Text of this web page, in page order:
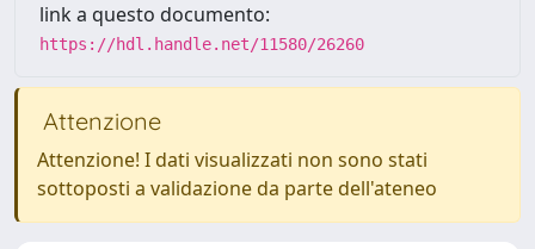
link a questo documento:
https://hdl.handle.net/11580/26260
Attenzione
Attenzione! I dati visualizzati non sono stati
sottoposti a validazione da parte dell'ateneo